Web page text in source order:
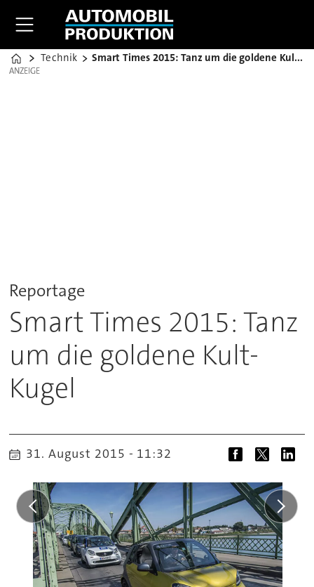
Home
Technik Smart Times 2015: Tanz um die goldene Kult-Kugel
ANZEIGE
ANZEIGE
Reportage
Smart Times 2015: Tanz
um die goldene Kult-
Kugel
31. August 2015 - 11:32